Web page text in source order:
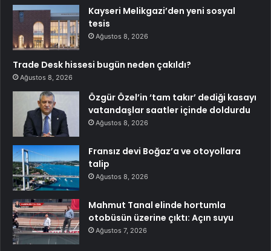
Kayseri Melikgazi’den yeni sosyal
tesis
Ağustos 8, 2026
Trade Desk hissesi bugün neden çakıldı?
Ağustos 8, 2026
Özgür Özel’in ‘tam takır’ dediği kasayı
vatandaşlar saatler içinde doldurdu
Ağustos 8, 2026
Fransız devi Boğaz’a ve otoyollara
talip
Ağustos 8, 2026
Mahmut Tanal elinde hortumla
otobüsün üzerine çıktı: Açın suyu
Ağustos 7, 2026